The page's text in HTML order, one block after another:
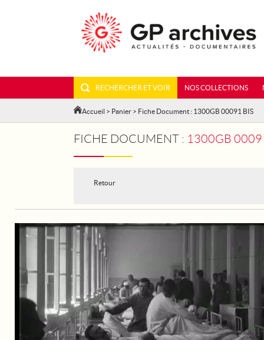
RECHERCHER ET VOIR NOS COLLECTIONS
Accueil > Panier > Fiche Document : 1300GB 00091 BIS
FICHE DOCUMENT : 1300GB
Retour